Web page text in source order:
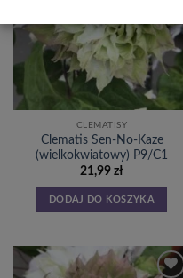
CLEMATISY
Clematis Sen-No-Kaze
(wielkokwiatowy) P9/C1
21,99 zł
DODAJ DO KOSZYKA